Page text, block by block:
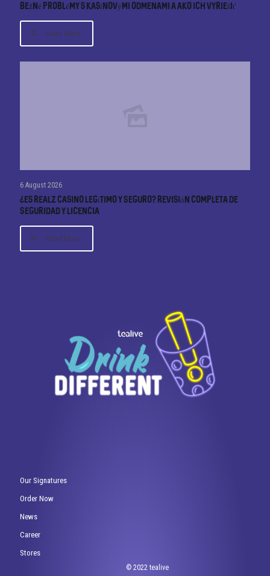
Bežné problémy s kasínovými odmenami a ako ich vyriešiť
Read More
6 August 2026
¿Es Realz Casino Legítimo y Seguro? Revisión Completa de
Seguridad y Licencia
Read More
Our Signatures
Order Now
News
Career
Stores
© 2022 tealive